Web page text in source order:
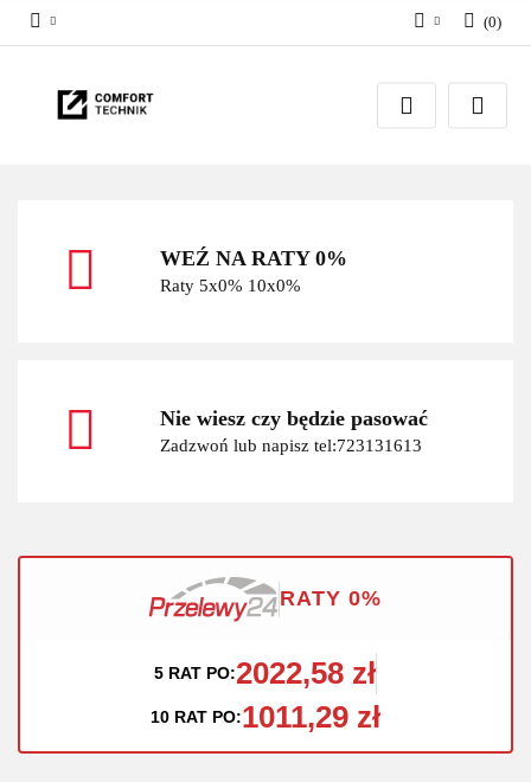
Zaloguj się
Zarejestruj się
(0)
WEŹ NA RATY 0%
Raty 5x0% 10x0%
Nie wiesz czy będzie pasować
Zadzwoń lub napisz tel:723131613
RATY 0%
5 RAT PO:2022,58 zł
10 RAT PO:1011,29 zł